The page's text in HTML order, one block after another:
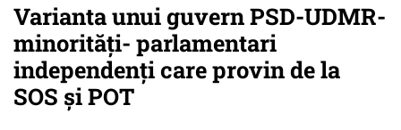
Varianta unui guvern PSD-UDMR-
minorități- parlamentari
independenți care provin de la
SOS și POT